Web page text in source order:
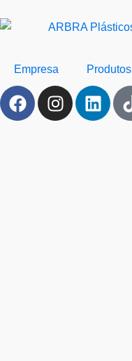
Empresa Produtos